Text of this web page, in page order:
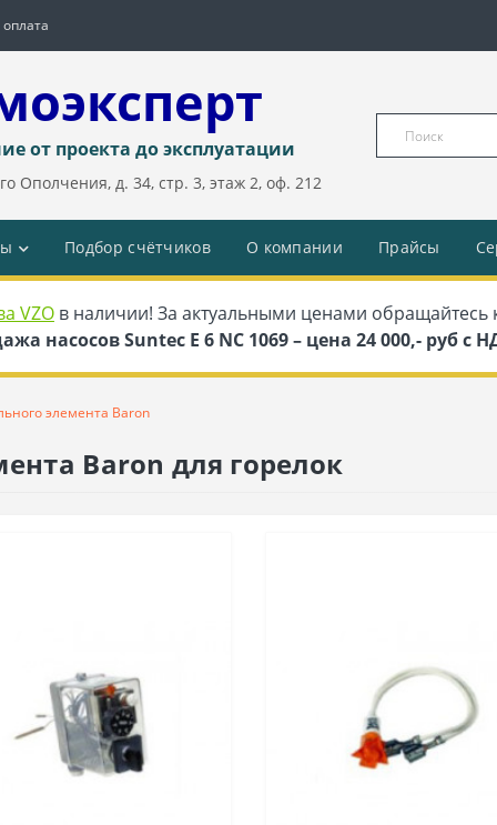
от проекта до эксплуатации
Ополчения, д. 34, стр. 3, этаж 2, оф. 212
Подбор счётчиков О компании Прайсы
VZO в наличии! За актуальными ценами
насосов Suntec E 6 NC 1069 – цена 24 000,- руб с
элемента Baron
Baron для горелок